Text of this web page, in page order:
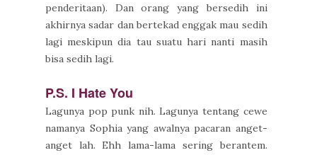
penderitaan). Dan orang yang bersedih ini
akhirnya sadar dan bertekad enggak mau sedih
lagi meskipun dia tau suatu hari nanti masih
bisa sedih lagi.
P.S. I Hate You
Lagunya pop punk nih. Lagunya tentang cewe
namanya Sophia yang awalnya pacaran anget-
anget lah. Ehh lama-lama sering berantem.